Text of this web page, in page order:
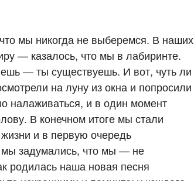
мы никогда не выберемся. В наших
— казалось, что мы в лабиринте.
— ты существуешь. И вот, чуть ли
на луну из окна и попросили
и в один момент
В конечном итоге мы стали
и в первую очередь
мы задумались, что мы — не
родилась наша новая песня